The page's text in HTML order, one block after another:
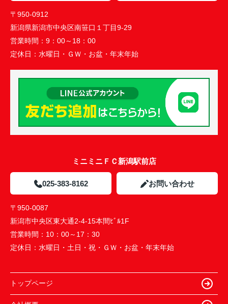
〒950-0912
新潟県新潟市中央区南笹口１丁目9-29
営業時間： 9：00～18：00
定休日： 水曜日・ＧＷ・お盆・年末年始
ミニミニＦＣ新潟駅前店
025-383-8162 お問い合わせ
〒950-0087
新潟市中央区東大通2-4-15本間ﾋﾞﾙ1F
営業時間： 10：00～17：30
定休日： 水曜日・土日・祝・ＧＷ・お盆・年末年始
トップページ